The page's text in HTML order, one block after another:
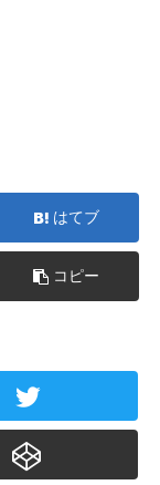
はてブ
コピー